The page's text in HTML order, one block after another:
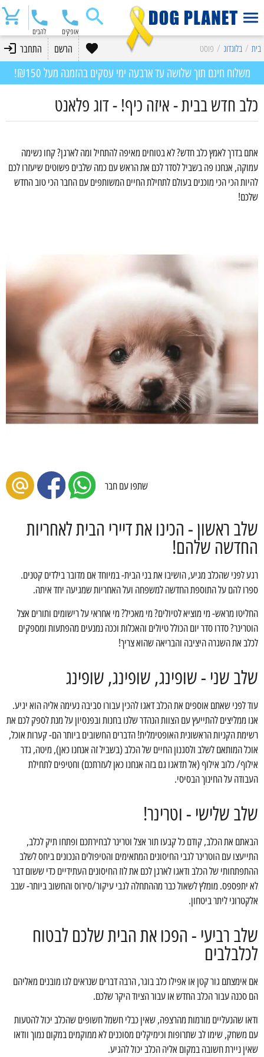
אופקים להבים
בית / בלוגדוג / פוסט הרשם התחבר
משלוח חינם תוך שלושה עד ארבעה ימי עסקים בהזמנה מעל ₪150!
כלב חדש בבית - איזה כיף! - דוג פלאנט
אתם בדרך לאמץ כלב חדש? לא בטוחים מאיפה להתחיל ומה לארגן? קחו נשימה
עמוקה, אנחנו פה בשביל לסדר לכם את הראש עם כמה שלבים פשוטים שיעזרו לכם
להיות הכי הכי מוכנים בעולם לתחילת החיים המשותפים עם החבר הכי טוב החדש
שלכם!
שתפו עם חבר
שלב ראשון - הכינו את דיירי הבית לאחריות
החדשה שלהם!
רגע לפני שהכלב מגיע, הושיבו את בני הבית- במיוחד אם מדובר בילדים קטנים.
ספרו להם על התוספת החדשה למשפחה ועל האחריות שמגיעה יחד איתה.
החליטו מראש- מי מוציא לטיולים? מי מאכיל? מי אחראי על רישומים ותורים אצל
הוטרינר? סדרו סדר יום הכולל טיולים והאכלות וככה נמנעים מהפתעות ומספקים
לכלב את השגרה היציבה והבריאה שהוא צריך!
שלב שני - שופינג, שופינג, שופינג
עוד לפני שאתם אוספים את הכלב דאגו להכין עבורו סביבה נעימה אליה הוא יגיע.
אנו ממליצים להתייעץ עם הצוות הנהדר שלנו בחנות ובפנסיון על מנת לספק לכם את
רשימת הקניות הראשונית האופטימלית! הדברים החשובים ביותר הם- קערות אוכל,
אוכל המותאם לשלב ולסגנון החיים של הכלב (בשביל זה אנחנו כאן), מיטה, גדר
אילוף/ כלוב אילוף (אל תדאגו גם בזה אנחנו כאן לעזרתכם) וחטיפים לתחילת
העבודה על החינוך הבסיסי.
שלב שלישי - וטרינר!
הבאתם את הכלב, קודם כל קבעו תור אצל וטרינר לבחירתכם ופתחו תיק לכלב,
התייעצו עם הוטרינר לגבי החיסונים המתאימים והטיפולים הנכונים ביחס לשלב
ההתפתחותי של הכלב ודאגו לארגן לכם את לוז החיסונים העתידיים כדי ששום דבר
לא יתפספס. מומלץ לשאול כבר מההתחלה לגבי עיקור/סירוס והחשוב ביותר- שבב
אלקטרוני ליתר ביטחון.
שלב רביעי - הפכו את הבית שלכם לבטוח
לכלבלבים
אם אימצתם גור קטן או אפילו כלב בוגר, הרבה דברים שנראים לנו מובנים מאליהם
הם סכנה עבור הכלב החדש או עבור הציוד היקר שלכם.
ודאו שהנעליים מורמות מהרצפה, שאין כבלי חשמל חשופים שהכלב יכול להטעות
עם משחק, שימו לב שתרופות וכימיקלים מסוכנים לא ממוקמים במקום נמוך וודאו
שאין ניירת חשובה במקום אליה הכלב יכול להגיע.